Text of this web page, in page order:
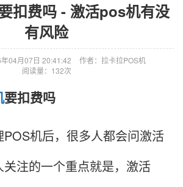
扣费吗 - 激活pos机有没
有风险
04月07日 20:41:42
作者：拉卡拉POS机
阅读量：132次
要扣费吗
机后，很多人都会问激活
注的一个重点就是，激活